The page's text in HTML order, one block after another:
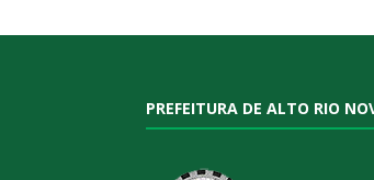
PREFEITURA DE ALTO RIO